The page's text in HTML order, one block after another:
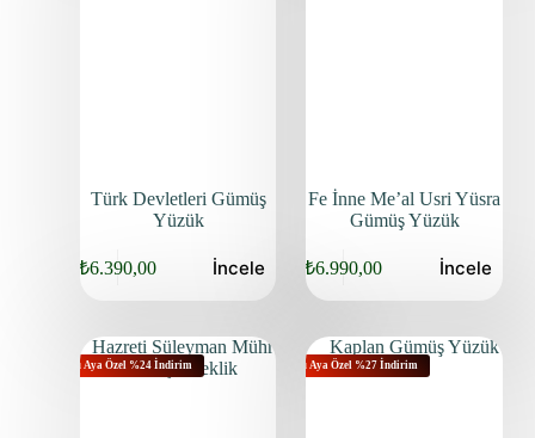
Türk Devletleri Gümüş
Yüzük
₺6.390,00 İncele
Fe İnne Me’al Usri Yüsra
Gümüş Yüzük
₺6.990,00 İncele
Bu Aya Özel %24 İndirim Bu Aya Özel %27 İndirim